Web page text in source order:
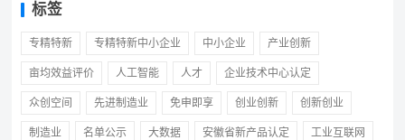
标签
专精特新 专精特新中小企业 中小企业 产业创新
亩均效益评价 人工智能 人才 企业技术中心认定
众创空间 先进制造业 免申即享 创业创新 创新创业
制造业 名单公示 大数据 安徽省新产品认定 工业互联网